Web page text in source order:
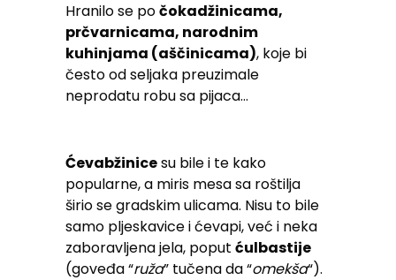
Hranilo se počokadžinicama,
prčvarnicama, narodnim
kuhinjama (aščinicama), koje bi
često od seljaka preuzimale
neprodatu robu sa pijaca…
Ćevabžinicesu bile i te kako
popularne, a miris mesa sa roštilja
širio se gradskim ulicama. Nisu to bile
samo pljeskavice i ćevapi, već i neka
zaboravljena jela, poput ćulbastije
(goveđa “ruža” tučena da “omekša“).